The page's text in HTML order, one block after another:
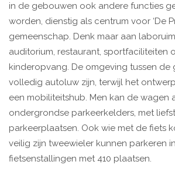
in de gebouwen ook andere functies
worden, dienstig als centrum voor ‘De
gemeenschap. Denk maar aan
auditorium, restaurant, sportfaciliteiten
kinderopvang. De omgeving tussen de
volledig autoluw zijn, terwijl het
een mobiliteitshub. Men kan de wagen
ondergrondse parkeerkelders, met
parkeerplaatsen. Ook wie met de fiets
veilig zijn tweewieler kunnen parkeren
fietsenstallingen met 410 plaatsen.